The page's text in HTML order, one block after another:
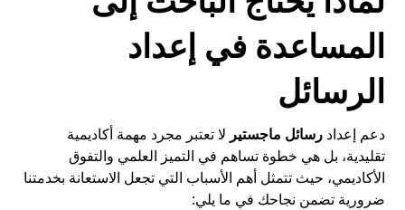
المساعدة في إعداد
الرسائل
دعم إعداد رسائل ماجستير لا تعتبر مجرد مهمة أكاديمية
تقليدية، بل هي خطوة تساهم في التميز العلمي والتفوق
الأكاديمي، حيث تتمثل أهم الأسباب التي تجعل الاستعانة بخدمتنا
ضرورية تضمن نجاحك في ما يلي: